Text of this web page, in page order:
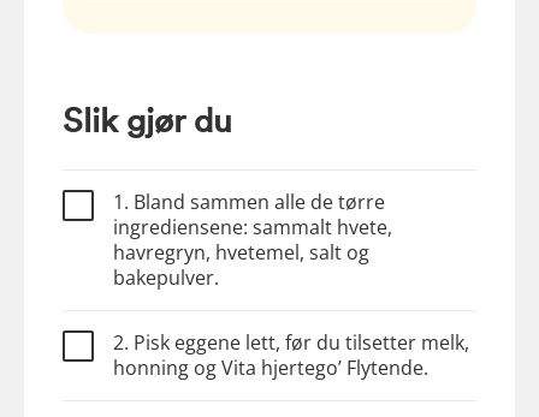
Slik gjør du
1. Bland sammen alle de tørre
ingrediensene: sammalt hvete,
havregryn, hvetemel, salt og
bakepulver.
2. Pisk eggene lett, før du tilsetter melk,
honning og Vita hjertego’ Flytende.